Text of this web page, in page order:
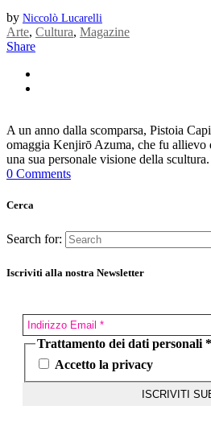
by Niccolò Lucarelli
Arte, Cultura, Magazine
Share
A un anno dalla scomparsa, Pistoia
omaggia Kenjirō Azuma, che fu
una sua personale visione della
0 Comments
Cerca
Search for:
Iscriviti alla nostra Newsletter
Trattamento dei dati personali *
Accetto la privacy